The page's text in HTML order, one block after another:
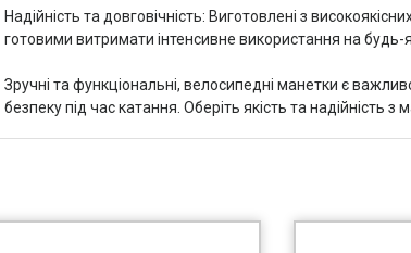
Надійність та довговічність: Виготовлені з
готовими витримати інтенсивне використання на будь-
Зручні та функціональні, велосипедні манетки є
безпеку під час катання. Оберіть якість та